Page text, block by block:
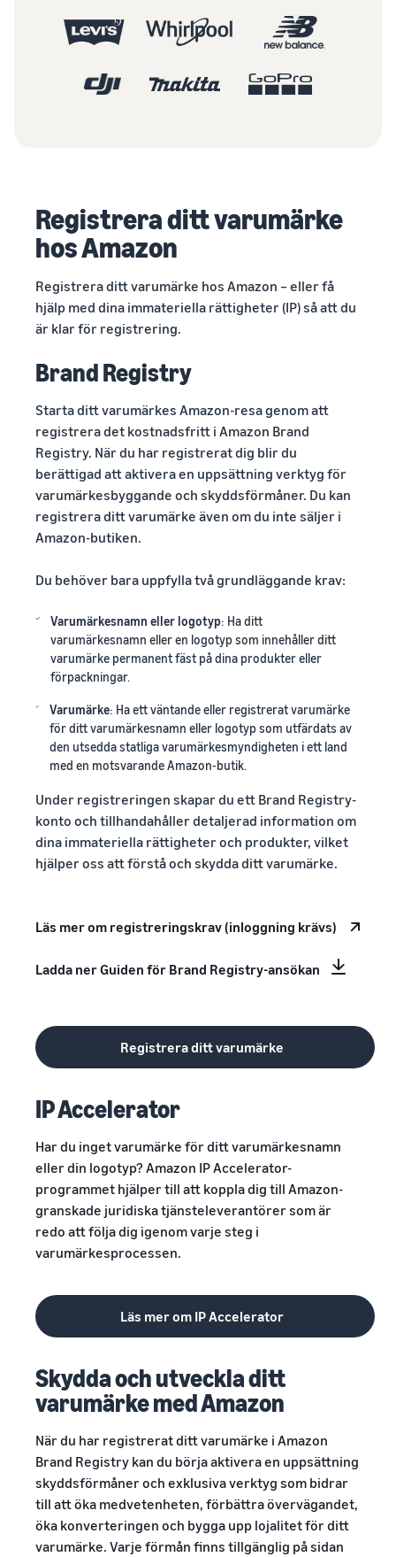
Registrera ditt varumärke
hos Amazon
Registrera ditt varumärke hos Amazon – eller få
hjälp med dina immateriella rättigheter (IP) så att du
är klar för registrering.
Brand Registry
Starta ditt varumärkes Amazon-resa genom att
registrera det kostnadsfritt i Amazon Brand
Registry. När du har registrerat dig blir du
berättigad att aktivera en uppsättning verktyg för
varumärkesbyggande och skyddsförmåner. Du kan
registrera ditt varumärke även om du inte säljer i
Amazon-butiken.
Du behöver bara uppfylla två grundläggande krav:
Varumärkesnamn eller logotyp: Ha ditt
varumärkesnamn eller en logotyp som innehåller ditt
varumärke permanent fäst på dina produkter eller
förpackningar.
Varumärke: Ha ett väntande eller registrerat varumärke
för ditt varumärkesnamn eller logotyp som utfärdats av
den utsedda statliga varumärkesmyndigheten i ett land
med en motsvarande Amazon-butik.
Under registreringen skapar du ett Brand Registry-
konto och tillhandahåller detaljerad information om
dina immateriella rättigheter och produkter, vilket
hjälper oss att förstå och skydda ditt varumärke.
Läs mer om registreringskrav (inloggning krävs)
Ladda ner Guiden för Brand Registry-ansökan
Registrera ditt varumärke
IP Accelerator
Har du inget varumärke för ditt varumärkesnamn
eller din logotyp? Amazon IP Accelerator-
programmet hjälper till att koppla dig till Amazon-
granskade juridiska tjänsteleverantörer som är
redo att följa dig igenom varje steg i
varumärkesprocessen.
Läs mer om IP Accelerator
Skydda och utveckla ditt
varumärke med Amazon
När du har registrerat ditt varumärke i Amazon
Brand Registry kan du börja aktivera en uppsättning
skyddsförmåner och exklusiva verktyg som bidrar
till att öka medvetenheten, förbättra övervägandet,
öka konverteringen och bygga upp lojalitet för ditt
varumärke. Varje förmån finns tillgänglig på sidan